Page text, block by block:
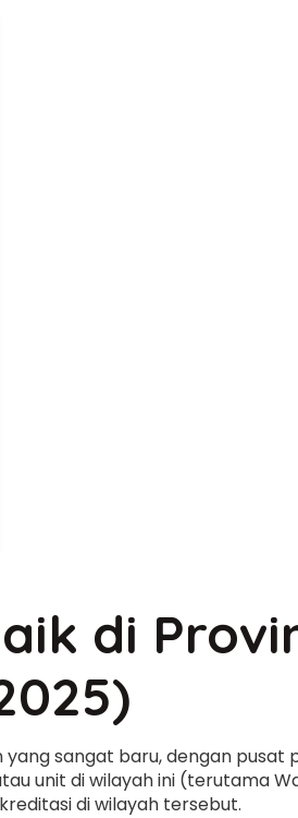
di
sangat baru, dengan
unit di wilayah ini (terutama
di wilayah tersebut.